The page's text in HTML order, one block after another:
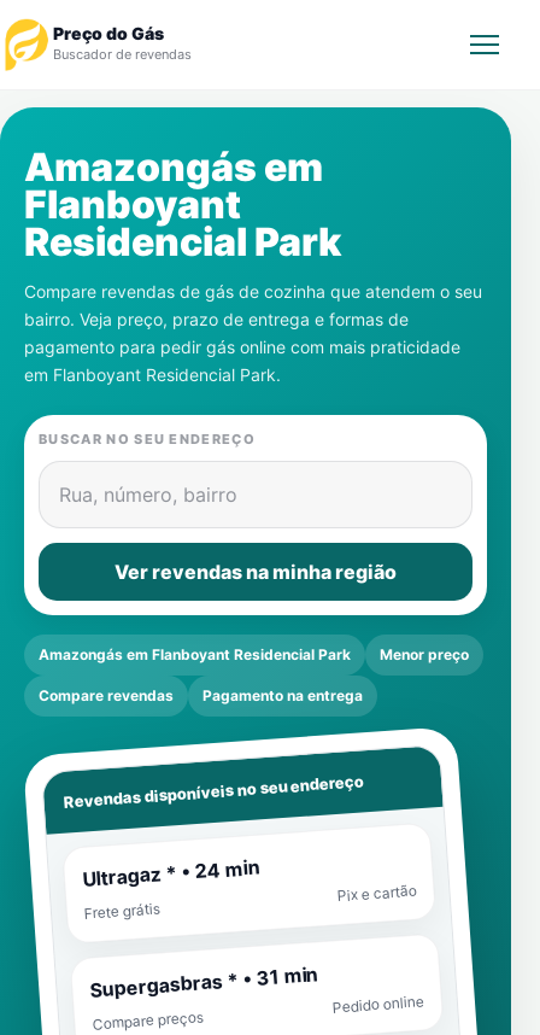
Preço do Gás
Buscador de revendas
Revendedor
Notícias
Cadastre-se
Gás
Contatos
Amazongás em
Flanboyant
Residencial Park
Compare revendas de gás de cozinha que atendem o seu
bairro. Veja preço, prazo de entrega e formas de
pagamento para pedir gás online com mais praticidade
em Flanboyant Residencial Park.
BUSCAR NO SEU ENDEREÇO
Rua, número, bairro
Ver revendas na minha região
Amazongás em Flanboyant Residencial Park Menor preço
Compare revendas Pagamento na entrega
Revendas disponíveis no seu endereço
Ultragaz * • 24 min
Frete grátis
Pix e cartão
Supergasbras * • 31 min
Compare preços
Pedido online